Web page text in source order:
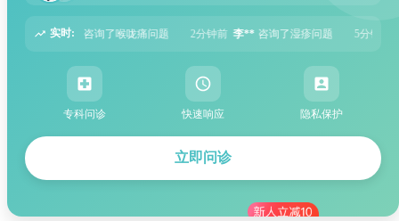
实时:
2分钟前 李** 咨询了湿疹问题 5分钟前 张** 咨询了过敏性鼻炎问题
专科问诊 快速响应 隐私保护
立即问诊